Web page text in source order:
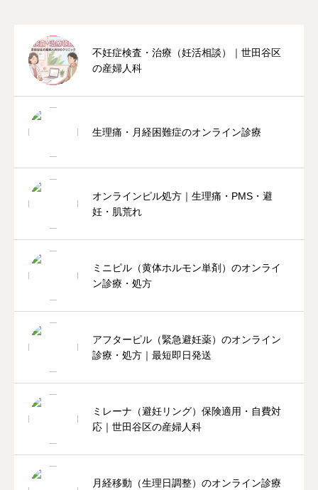
不妊症検査・治療（妊活相談）｜世田谷区
の産婦人科
生理痛・月経困難症のオンライン診療
オンラインピル処方｜生理痛・PMS・避
妊・肌荒れ
ミニピル（黄体ホルモン単剤）のオンライ
ン診療・処方
アフターピル（緊急避妊薬）のオンライン
診療・処方｜最短即日発送
ミレーナ（避妊リング）保険適用・自費対
応｜世田谷区の産婦人科
月経移動（生理日調整）のオンライン診療